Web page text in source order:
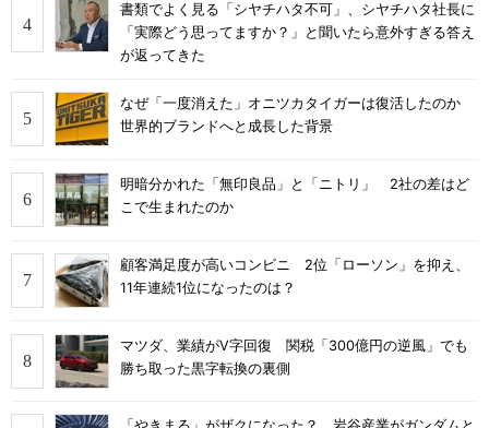
書類でよく見る「シヤチハタ不可」、シヤチハタ社長に
「実際どう思ってますか？」と聞いたら意外すぎる答え
が返ってきた
なぜ「一度消えた」オニツカタイガーは復活したのか
世界的ブランドへと成長した背景
明暗分かれた「無印良品」と「ニトリ」 2社の差はど
こで生まれたのか
顧客満足度が高いコンビニ 2位「ローソン」を抑え、
11年連続1位になったのは？
マツダ、業績がV字回復 関税「300億円の逆風」でも
勝ち取った黒字転換の裏側